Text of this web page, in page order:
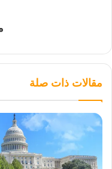
مقالات ذات صلة